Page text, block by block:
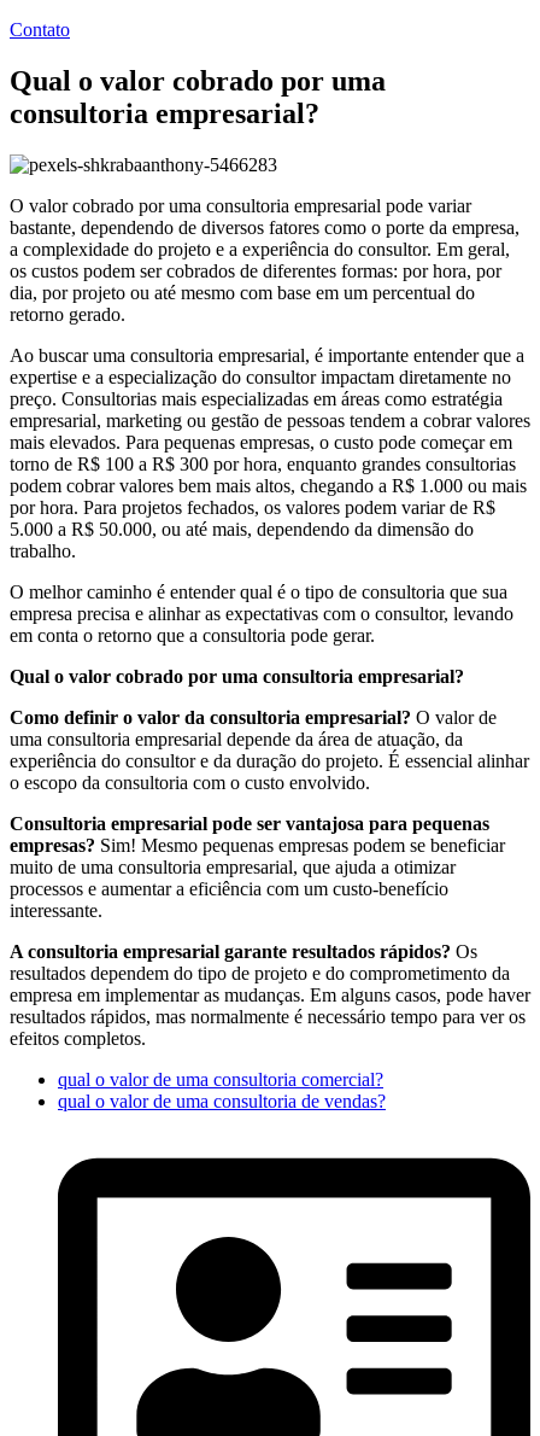
Contato
Qual o valor cobrado por uma
consultoria empresarial?
O valor cobrado por uma consultoria empresarial pode variar
bastante, dependendo de diversos fatores como o porte da empresa,
a complexidade do projeto e a experiência do consultor. Em geral,
os custos podem ser cobrados de diferentes formas: por hora, por
dia, por projeto ou até mesmo com base em um percentual do
retorno gerado.
Ao buscar uma consultoria empresarial, é importante entender que a
expertise e a especialização do consultor impactam diretamente no
preço. Consultorias mais especializadas em áreas como estratégia
empresarial, marketing ou gestão de pessoas tendem a cobrar valores
mais elevados. Para pequenas empresas, o custo pode começar em
torno de R$ 100 a R$ 300 por hora, enquanto grandes consultorias
podem cobrar valores bem mais altos, chegando a R$ 1.000 ou mais
por hora. Para projetos fechados, os valores podem variar de R$
5.000 a R$ 50.000, ou até mais, dependendo da dimensão do
trabalho.
O melhor caminho é entender qual é o tipo de consultoria que sua
empresa precisa e alinhar as expectativas com o consultor, levando
em conta o retorno que a consultoria pode gerar.
Qual o valor cobrado por uma consultoria empresarial?
Como definir o valor da consultoria empresarial? O valor de
uma consultoria empresarial depende da área de atuação, da
experiência do consultor e da duração do projeto. É essencial alinhar
o escopo da consultoria com o custo envolvido.
Consultoria empresarial pode ser vantajosa para pequenas
empresas? Sim! Mesmo pequenas empresas podem se beneficiar
muito de uma consultoria empresarial, que ajuda a otimizar
processos e aumentar a eficiência com um custo-benefício
interessante.
A consultoria empresarial garante resultados rápidos? Os
resultados dependem do tipo de projeto e do comprometimento da
empresa em implementar as mudanças. Em alguns casos, pode haver
resultados rápidos, mas normalmente é necessário tempo para ver os
efeitos completos.
qual o valor de uma consultoria comercial?
qual o valor de uma consultoria de vendas?